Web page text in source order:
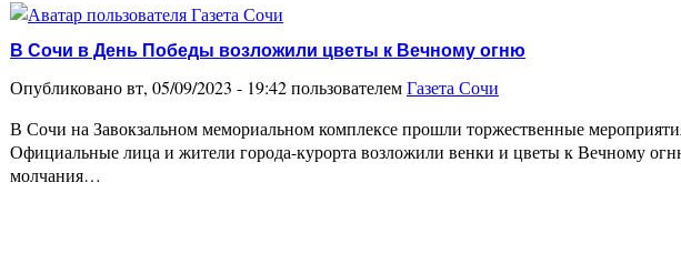
В Сочи в День Победы возложили цветы к Вечному огню
Опубликовано вт, 05/09/2023 - 19:42 пользователемГазета Сочи
В Сочи на Завокзальном мемориальном комплексе прошли торжественные
Официальные лица и жители города-курорта возложили венки и цветы к Вечному
молчания…